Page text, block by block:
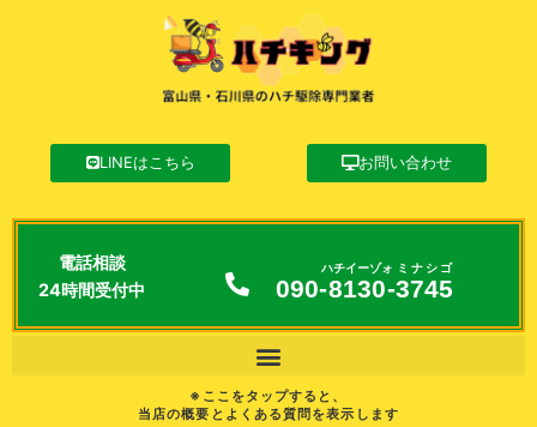
LINEはこちら お問い合わせ
電話相談
24時間受付中
090-8130
ハチイーゾォ
-3745
ミナシゴ
※ここをタップすると、
当店の概要とよくある質問を表示します